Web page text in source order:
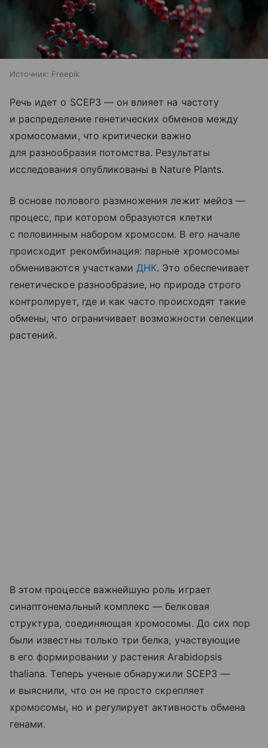
Источник: Freepik
Речь идет о SCEP3 — он влияет на частоту
и распределение генетических обменов между
хромосомами, что критически важно
для разнообразия потомства. Результаты
исследования опубликованы в Nature Plants.
В основе полового размножения лежит мейоз —
процесс, при котором образуются клетки
с половинным набором хромосом. В его начале
происходит рекомбинация: парные хромосомы
обмениваются участкамиДНК. Это обеспечивает
генетическое разнообразие, но природа строго
контролирует, где и как часто происходят такие
обмены, что ограничивает возможности селекции
растений.
В этом процессе важнейшую роль играет
синаптонемальный комплекс — белковая
структура, соединяющая хромосомы. До сих пор
были известны только три белка, участвующие
в его формировании у растения Arabidopsis
thaliana. Теперь ученые обнаружили SCEP3 —
и выяснили, что он не просто скрепляет
хромосомы, но и регулирует активность обмена
генами.